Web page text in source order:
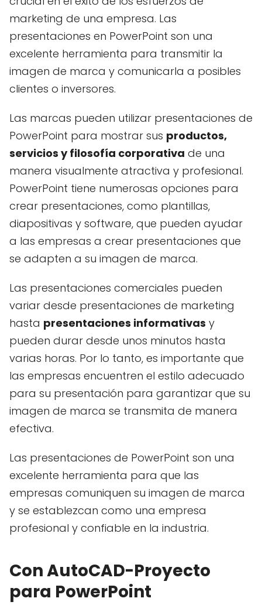
marketing de una empresa. Las
presentaciones en PowerPoint son una
excelente herramienta para transmitir la
imagen de marca y comunicarla a posibles
clientes o inversores.
Las marcas pueden utilizar presentaciones de
PowerPoint para mostrar sus productos,
servicios y filosofía corporativa de una
manera visualmente atractiva y profesional.
PowerPoint tiene numerosas opciones para
crear presentaciones, como plantillas,
diapositivas y software, que pueden ayudar
a las empresas a crear presentaciones que
se adapten a su imagen de marca.
Las presentaciones comerciales pueden
variar desde presentaciones de marketing
hasta presentaciones informativas y
pueden durar desde unos minutos hasta
varias horas. Por lo tanto, es importante que
las empresas encuentren el estilo adecuado
para su presentación para garantizar que su
imagen de marca se transmita de manera
efectiva.
Las presentaciones de PowerPoint son una
excelente herramienta para que las
empresas comuniquen su imagen de marca
y se establezcan como una empresa
profesional y confiable en la industria.
Con AutoCAD-Proyecto
para PowerPoint